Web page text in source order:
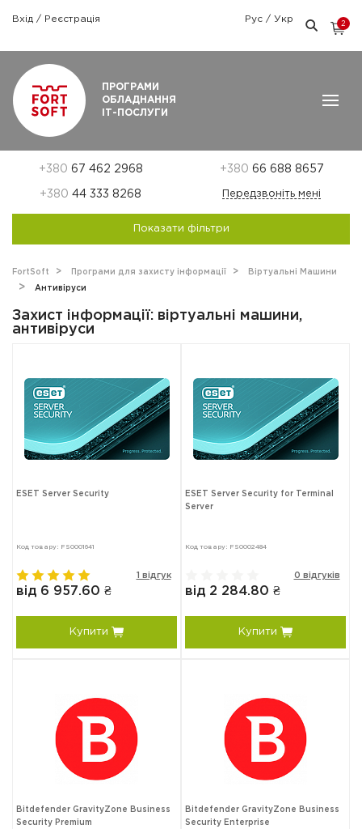
Вхід / Реєстрація Рус / Укр
2
ПРОГРАМИ
ОБЛАДНАННЯ
ІТ-ПОСЛУГИ
+380 67 462 2968 +380 66 688 8657
+380 44 333 8268 Передзвоніть мені
Показати фільтри
FortSoft Програми для захисту інформації Віртуальні Машини
Антивіруси
Захист інформації: віртуальні машини,
антивіруси
ESET Server Security
Код товару: FS0001641
1 відгук
від 6 957.60 ₴
Купити
ESET Server Security for Terminal
Server
Код товару: FS0002484
0 відгуків
від 2 284.80 ₴
Купити
Bitdefender GravityZone Business
Security Premium
Bitdefender GravityZone Business
Security Enterprise